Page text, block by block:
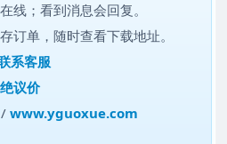
线；看到消息会回复。
订单，随时查看下载地址。
系客服
议价
/www.yguoxue.com